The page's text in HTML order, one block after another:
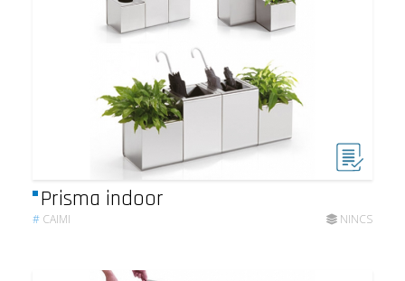
Prisma indoor
# CAIMI NINCS